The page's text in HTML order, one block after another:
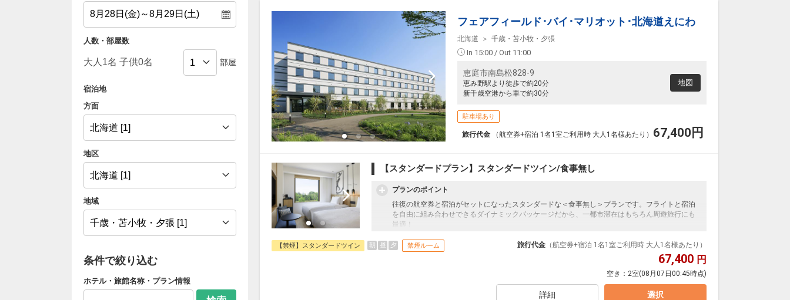
人数・部屋数
部屋
宿泊地
方面
地区
地域
条件で絞り込む
ホテル・旅館名称・プラン情報
フェアフィールド･バイ･マリオット･北海道えにわ
北海道 千歳・苫小牧・夕張
In 15:00 / Out 11:00
恵庭市南島松828-9
恵み野駅より徒歩で約20分
新千歳空港から車で約30分
地図
駐車場あり
旅行代金 （航空券+宿泊 1名1室ご利用時 大人1名様あたり） 67,400 円
【スタンダードプラン】スタンダードツイン/食事無し
プランのポイント
往復の航空券と宿泊がセットになったスタンダードな＜食事無し＞プランです。フライトと宿泊
を自由に組み合わせできるダイナミックパッケージだから、一都市滞在はもちろん周遊旅行にも
最適！
フライトは、安心のJAL（またはJALグループ）確約！フライトマイル50%貯まります。
オプションでレンタカーや現地交通・体験プランなどの追加（同時予約）が可能なプランもござ
【禁煙】スタンダードツイン 朝 昼 夕 禁煙ルーム 旅行代金 （航空券+宿泊 1名1室ご利用時 大人1名様あたり）
67,400 円
空き： 2室(08月07日00:45時点)
詳細 選択